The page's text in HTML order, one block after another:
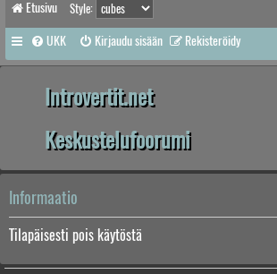
Etusivu Style:
UKK Kirjaudu sisään Rekisteröidy
Introvertit.net
Keskustelufoorumi
Informaatio
Tilapäisesti pois käytöstä